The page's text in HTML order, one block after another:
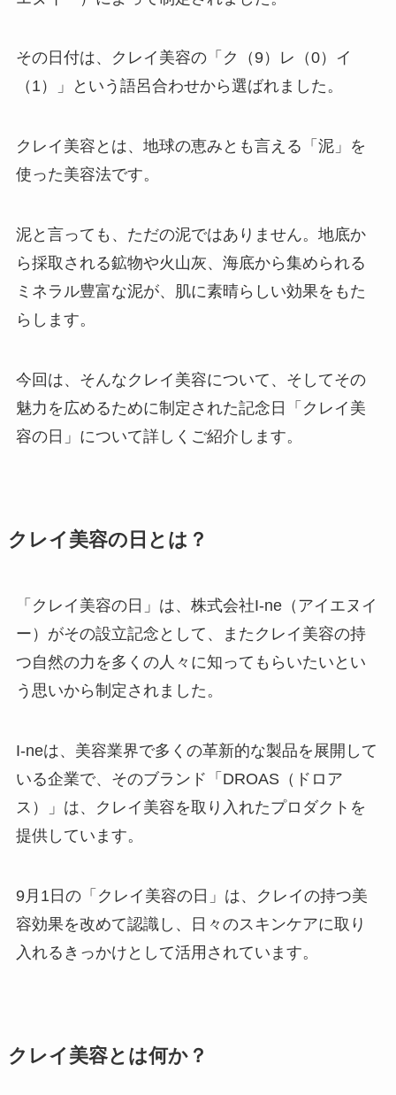
その日付は、クレイ美容の「ク（9）レ（0）イ
（1）」という語呂合わせから選ばれました。
クレイ美容とは、地球の恵みとも言える「泥」を
使った美容法です。
泥と言っても、ただの泥ではありません。地底か
ら採取される鉱物や火山灰、海底から集められる
ミネラル豊富な泥が、肌に素晴らしい効果をもた
らします。
今回は、そんなクレイ美容について、そしてその
魅力を広めるために制定された記念日「クレイ美
容の日」について詳しくご紹介します。
クレイ美容の日とは？
「クレイ美容の日」は、株式会社I-ne（アイエヌイ
ー）がその設立記念として、またクレイ美容の持
つ自然の力を多くの人々に知ってもらいたいとい
う思いから制定されました。
I-neは、美容業界で多くの革新的な製品を展開して
いる企業で、そのブランド「DROAS（ドロア
ス）」は、クレイ美容を取り入れたプロダクトを
提供しています。
9月1日の「クレイ美容の日」は、クレイの持つ美
容効果を改めて認識し、日々のスキンケアに取り
入れるきっかけとして活用されています。
クレイ美容とは何か？